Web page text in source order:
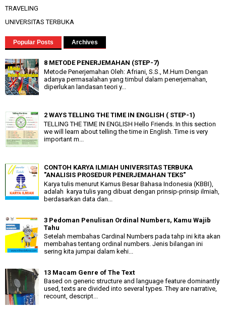
TRAVELING
UNIVERSITAS TERBUKA
Popular Posts Archives
8 METODE PENERJEMAHAN (STEP-7)
Metode Penerjemahan Oleh: Afriani, S.S., M.Hum Dengan
adanya permasalahan yang timbul dalam penerjemahan,
diperlukan landasan teori y...
2 WAYS TELLING THE TIME IN ENGLISH ( STEP-1)
TELLING THE TIME IN ENGLISH Hello Friends. In this section
we will learn about telling the time in English. Time is very
important m...
CONTOH KARYA ILMIAH UNIVERSITAS TERBUKA
"ANALISIS PROSEDUR PENERJEMAHAN TEKS"
Karya tulis menurut Kamus Besar Bahasa Indonesia (KBBI),
adalah karya tulis yang dibuat dengan prinsip-prinsip ilmiah,
berdasarkan data dan...
3 Pedoman Penulisan Ordinal Numbers, Kamu Wajib
Tahu
Setelah membahas Cardinal Numbers pada tahp ini kita akan
membahas tentang ordinal numbers. Jenis bilangan ini
sering kita jumpai dalam kehi...
13 Macam Genre of The Text
Based on generic structure and language feature dominantly
used, texts are divided into several types. They are narrative,
recount, descript...